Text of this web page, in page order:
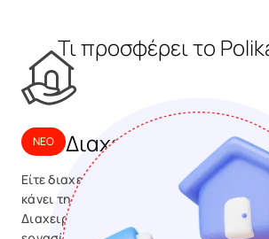
Τι προσφέρει το
NEO Διαχείριση ακινήτου
Είτε διαχειρίζεστε 1 ακίνητο είτε 1000,
κάνει τη διαδικασία απλή, αποδοτική
Διαχειριστείτε τα μισθωτήρια,